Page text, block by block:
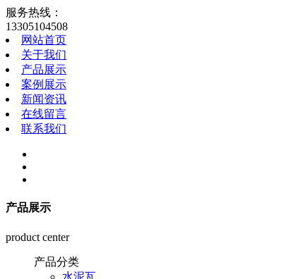
服务热线：
13305104508
网站首页
关于我们
产品展示
案例展示
新闻资讯
在线留言
联系我们
产品展示
product center
产品分类
水泥瓦